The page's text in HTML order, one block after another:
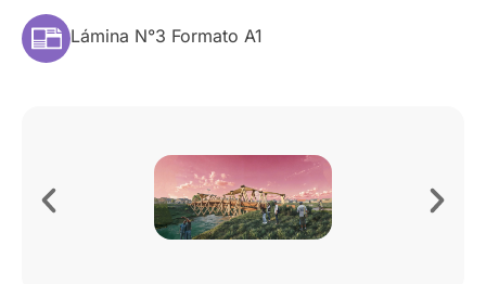
Lámina N°3 Formato A1